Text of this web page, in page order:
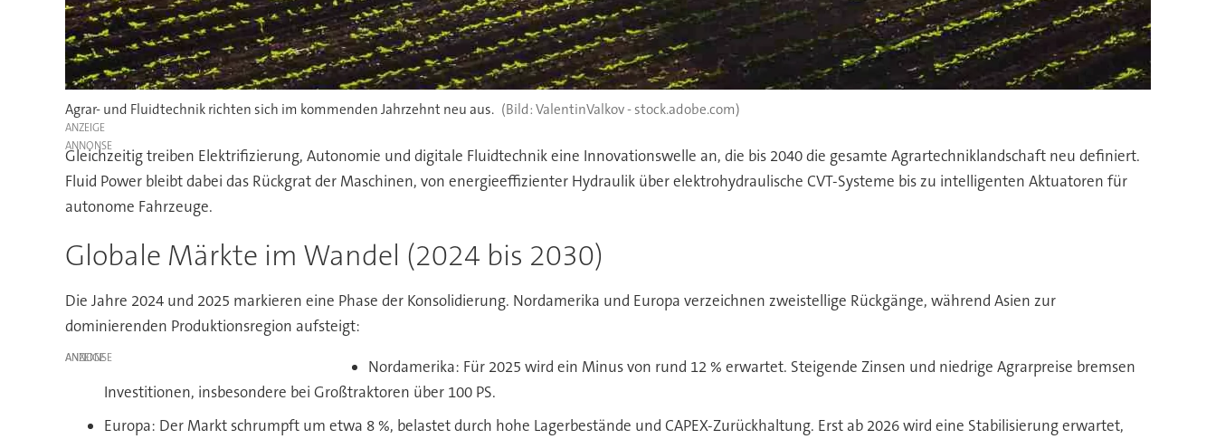
Agrar- und Fluidtechnik richten sich im kommenden Jahrzehnt neu aus. ValentinValkov - stock.adobe.com)
ANZEIGE
Gleichzeitig treiben Elektrifizierung, Autonomie und digitale Fluidtechnik eine Innovationswelle an, die bis 2040 die gesamte Agrartechniklandschaft neu definiert.
Fluid Power bleibt dabei das Rückgrat der Maschinen, von energieeffizienter Hydraulik über elektrohydraulische CVT-Systeme bis zu intelligenten Aktuatoren für
autonome Fahrzeuge.
Globale Märkte im Wandel (2024 bis 2030)
Die Jahre 2024 und 2025 markieren eine Phase der Konsolidierung. Nordamerika und Europa verzeichnen zweistellige Rückgänge, während Asien zur
dominierenden Produktionsregion aufsteigt:
ANZEIGE
Nordamerika: Für 2025 wird ein Minus von rund 12 % erwartet. Steigende Zinsen und niedrige Agrarpreise bremsen
Investitionen, insbesondere bei Großtraktoren über 100 PS.
Europa: Der Markt schrumpft um etwa 8 %, belastet durch hohe Lagerbestände und CAPEX-Zurückhaltung. Erst ab 2026 wird eine Stabilisierung erwartet,